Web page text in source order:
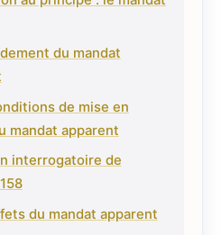
du mandat
de mise en
mandat apparent
interrogatoire de
du mandat apparent